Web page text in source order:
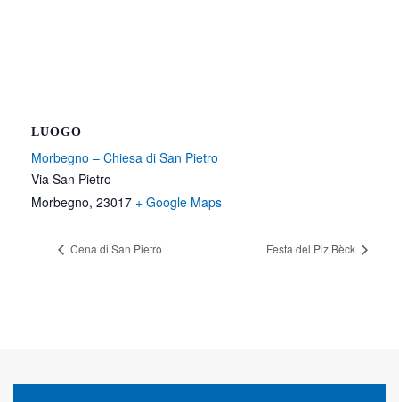
LUOGO
Morbegno – Chiesa di San Pietro
Via San Pietro
Morbegno, 23017 + Google Maps
Cena di San Pietro Festa del Piz Bèck